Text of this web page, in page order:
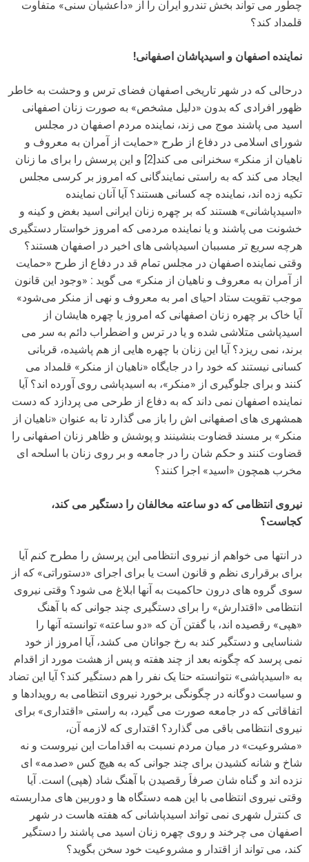
چطور می تواند بخش تندرو ایران را از «داعشیان سنی» متفاوت
قلمداد کند؟
نماینده اصفهان و اسیدپاشان اصفهانی!
درحالی که در شهر تاریخی اصفهان فضای ترس و وحشت به خاطر
ظهور افرادی که بدون «دلیل مشخص» به صورت زنان اصفهانی
اسید می پاشند موج می زند، نماینده مردم اصفهان در مجلس
شورای اسلامی در دفاع از طرح «حمایت از آمران به معروف و
ناهیان از منکر» سخنرانی می کند[2] و این پرسش را برای ما زنان
ایجاد می کند که به راستی نمایندگانی که امروز بر کرسی مجلس
تکیه زده اند، نماینده چه کسانی هستند؟ آیا آنان نماینده
«اسیدپاشانی» هستند که بر چهره زنان ایرانی اسید بغض و کینه و
خشونت می پاشند و یا نماینده مردمی که امروز خواستار دستگیری
هرچه سریع تر مسببان اسیدپاشی های اخیر در اصفهان هستند؟
وقتی نماینده اصفهان در مجلس تمام قد در دفاع از طرح «حمایت
از آمران به معروف و ناهیان از منکر» می گوید : «وجود این قانون
موجب تقویت ستاد احیای امر به معروف و نهی از منکر می‌شود»
آیا خاک بر چهره زنان اصفهانی که امروز یا چهره هایشان از
اسیدپاشی متلاشی شده و یا در ترس و اضطراب دائم به سر می
برند، نمی ریزد؟ آیا این زنان با چهره هایی از هم پاشیده، قربانی
کسانی نیستند که خود را در جایگاه «ناهیان از منکر» قلمداد می
کنند و برای جلوگیری از «منکر»، به اسیدپاشی روی آورده اند؟ آیا
نماینده اصفهان نمی داند که به دفاع از طرحی می پردازد که دست
همشهری های اصفهانی اش را باز می گذارد تا به عنوان «ناهیان از
منکر» بر مسند قضاوت بنشینند و پوشش و ظاهر زنان اصفهانی را
قضاوت کنند و حکم شان را در جامعه و بر روی زنان با اسلحه ای
مخرب همچون «اسید» اجرا کنند؟
نیروی انتظامی که دو ساعته مخالفان را دستگیر می کند،
کجاست؟
در انتها می خواهم از نیروی انتظامی این پرسش را مطرح کنم آیا
برای برقراری نظم و قانون است یا برای اجرای «دستوراتی» که از
سوی گروه های درون حاکمیت به آنها ابلاغ می شود؟ وقتی نیروی
انتظامی «اقتدارش» را برای دستگیری چند جوانی که با آهنگ
«هپی» رقصیده اند، با گفتن آن که «دو ساعته» توانسته آنها را
شناسایی و دستگیر کند به رخ جوانان می کشد، آیا امروز از خود
نمی پرسد که چگونه بعد از چند هفته و پس از هشت مورد از اقدام
به «اسیدپاشی» نتوانسته حتا یک نفر را هم دستگیر کند؟ آیا این تضاد
و سیاست دوگانه در چگونگی برخورد نیروی انتظامی به رویدادها و
اتفاقاتی که در جامعه صورت می گیرد، به راستی «اقتداری» برای
نیروی انتظامی باقی می گذارد؟ اقتداری که لازمه آن،
«مشروعیت» در میان مردم نسبت به اقدامات این نیروست و نه
شاخ و شانه کشیدن برای چند جوانی که به هیچ کس «صدمه» ای
نزده اند و گناه شان صرفاَ رقصیدن با آهنگ شاد (هپی) است. آیا
وقتی نیروی انتظامی با این همه دستگاه ها و دوربین های مداربسته
ی کنترل شهری نمی تواند اسیدپاشانی که هفته هاست در شهر
اصفهان می چرخند و روی چهره زنان اسید می پاشند را دستگیر
کند، می تواند از اقتدار و مشروعیت خود سخن بگوید؟